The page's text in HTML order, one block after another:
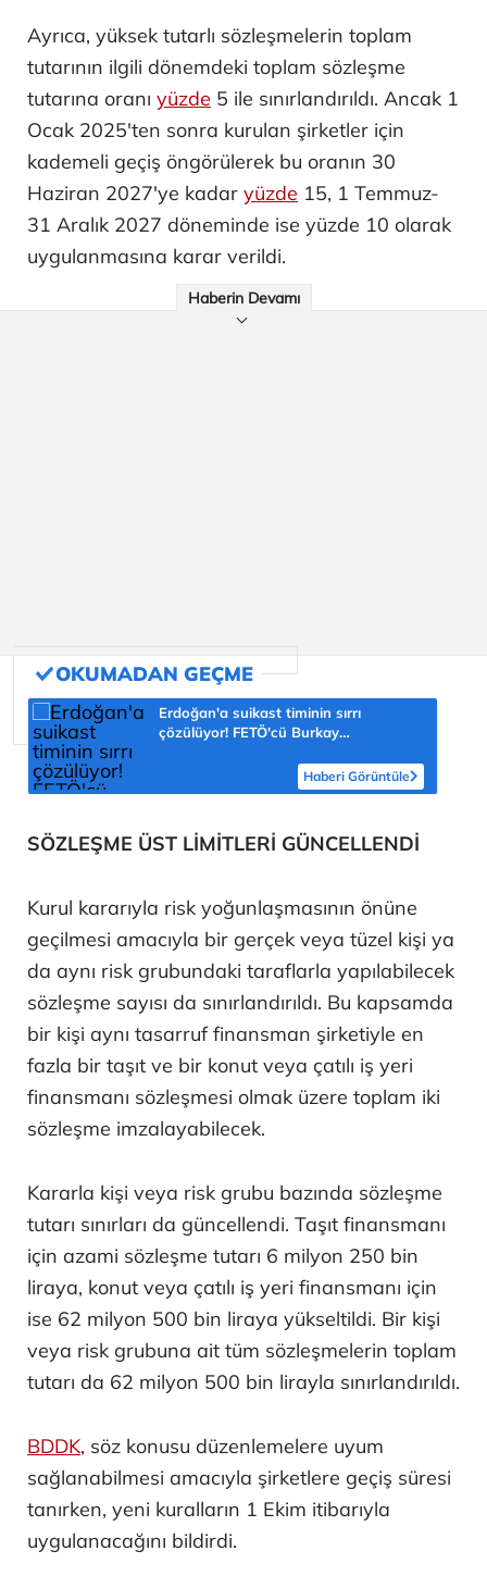
Ayrıca, yüksek tutarlı sözleşmelerin toplam
tutarının ilgili dönemdeki toplam sözleşme
tutarına oranı yüzde 5 ile sınırlandırıldı. Ancak 1
Ocak 2025'ten sonra kurulan şirketler için
kademeli geçiş öngörülerek bu oranın 30
Haziran 2027'ye kadar yüzde 15, 1 Temmuz-
31 Aralık 2027 döneminde ise yüzde 10 olarak
uygulanmasına karar verildi.
Haberin Devamı
Erdoğan'a suikast timinin sırrı
çözülüyor! FETÖ'cü Burkay
Haberi Görüntüle
SÖZLEŞME ÜST LİMİTLERİ GÜNCELLENDİ
Kurul kararıyla risk yoğunlaşmasının önüne
geçilmesi amacıyla bir gerçek veya tüzel kişi ya
da aynı risk grubundaki taraflarla yapılabilecek
sözleşme sayısı da sınırlandırıldı. Bu kapsamda
bir kişi aynı tasarruf finansman şirketiyle en
fazla bir taşıt ve bir konut veya çatılı iş yeri
finansmanı sözleşmesi olmak üzere toplam iki
sözleşme imzalayabilecek.
Kararla kişi veya risk grubu bazında sözleşme
tutarı sınırları da güncellendi. Taşıt finansmanı
için azami sözleşme tutarı 6 milyon 250 bin
liraya, konut veya çatılı iş yeri finansmanı için
ise 62 milyon 500 bin liraya yükseltildi. Bir kişi
veya risk grubuna ait tüm sözleşmelerin toplam
tutarı da 62 milyon 500 bin lirayla sınırlandırıldı.
BDDK, söz konusu düzenlemelere uyum
sağlanabilmesi amacıyla şirketlere geçiş süresi
tanırken, yeni kuralların 1 Ekim itibarıyla
uygulanacağını bildirdi.